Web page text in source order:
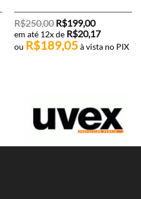
R$250,00 O
preço
original
era:
R$250,00.
R$199,00O
preço
atual
é:
R$199,00.
em até 12x de R$20,17
ou R$189,05 à vista no PIX